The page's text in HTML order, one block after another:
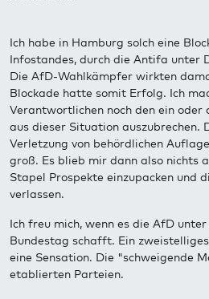
Ich habe in Hamburg solch eine
Infostandes, durch die Antifa unter
Die AfD-Wahlkämpfer wirkten
Blockade hatte somit Erfolg. Ich
Verantwortlichen noch den ein oder
aus dieser Situation auszubrechen.
Verletzung von behördlichen
groß. Es blieb mir dann also nichts
Stapel Prospekte einzupacken und
verlassen.
Ich freu mich, wenn es die AfD
Bundestag schafft. Ein
eine Sensation. Die "schweigende
etablierten Parteien.